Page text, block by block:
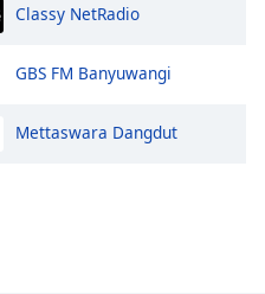
Classy NetRadio
GBS FM Banyuwangi
Mettaswara Dangdut